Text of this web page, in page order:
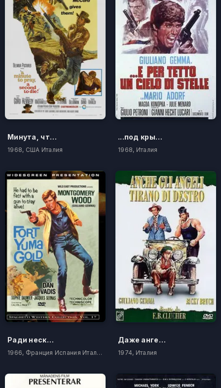
Минута, чтобы помолиться и умереть
1968, США Италия
...под крышей неба, полной звёзд
1968, Италия
Ради нескольких долларов
1966, Франция Испания Италия
Даже ангелы бывают жестоки
1974, Италия